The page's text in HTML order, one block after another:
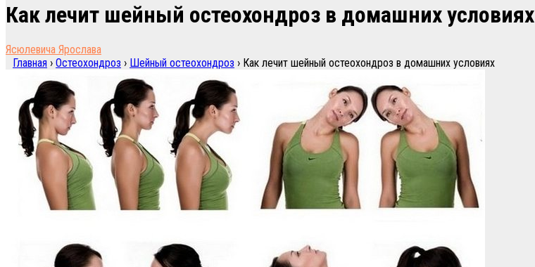
Как лечит шейный остеохондроз в домашних условиях
Ясюлевича Ярослава
Главная › Остеохондроз › Шейный остеохондроз › Как лечит шейный остеохондроз в домашних условиях